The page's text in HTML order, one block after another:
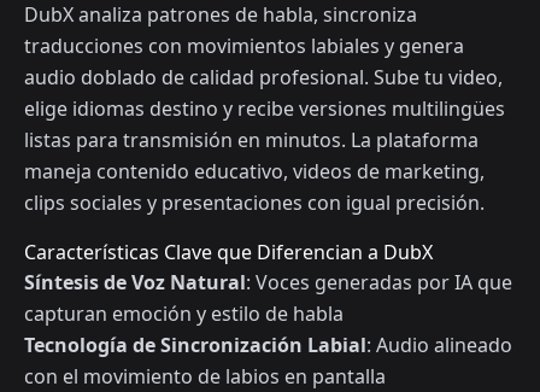
DubX analiza patrones de habla, sincroniza
traducciones con movimientos labiales y genera
audio doblado de calidad profesional. Sube tu video,
elige idiomas destino y recibe versiones multilingües
listas para transmisión en minutos. La plataforma
maneja contenido educativo, videos de marketing,
clips sociales y presentaciones con igual precisión.
Características Clave que Diferencian a DubX
Síntesis de Voz Natural: Voces generadas por IA que
capturan emoción y estilo de habla
Tecnología de Sincronización Labial: Audio alineado
con el movimiento de labios en pantalla